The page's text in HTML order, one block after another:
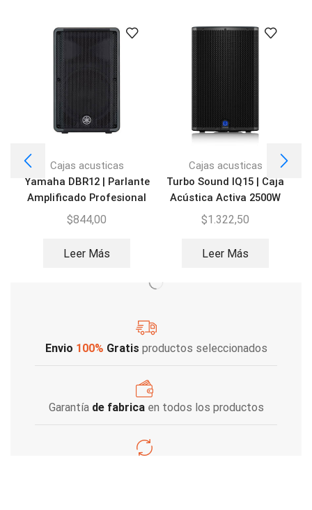
Cajas acusticas
Yamaha DBR12 | Parlante
Amplificado Profesional
$844,00
Leer Más
Cajas acusticas
Turbo Sound IQ15 | Caja
Acústica Activa 2500W
$1.322,50
Leer Más
Envio 100% Gratis productos seleccionados
Garantía de fabricaen todos los productos